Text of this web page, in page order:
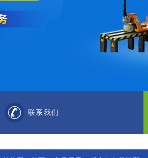
联系我们